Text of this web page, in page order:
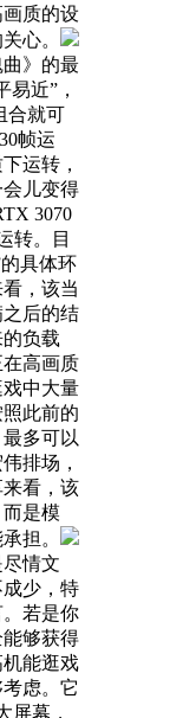
质的设
心。
》的最
近”，
合就可
帧运
运转，
儿变得
3070
转。目
具体环
，该当
后的结
负载
高画质
中大量
此前的
多可以
排场，
看，该
是模
担。
情文
少，特
若是你
够获得
能逛戏
虑。它
屏幕，